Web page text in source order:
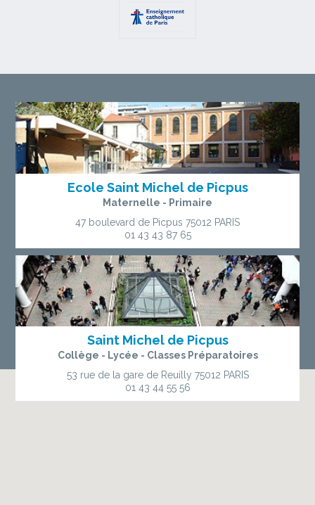
Ecole Saint Michel de Picpus
Maternelle - Primaire
47 boulevard de Picpus 75012 PARIS
01 43 43 87 65
Saint Michel de Picpus
Collège - Lycée - Classes Préparatoires
53 rue de la gare de Reuilly 75012 PARIS
01 43 44 55 56